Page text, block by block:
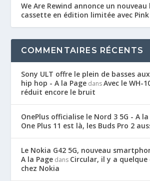
We Are Rewind annonce un
cassette en édition limitée avec Pink
COMMENTAIRES RÉCENTS
Sony ULT offre le plein de basses
hip hop - A la Page dansAvec le WH-
réduit encore le bruit
OnePlus officialise le Nord 3 5G - A la
One Plus 11 est là, les Buds Pro 2
Le Nokia G42 5G, nouveau
A la Page dans Circular, il y a quelque
chez Nokia